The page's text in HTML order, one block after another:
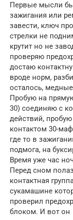
Первые мысли
зажигания или
завести, ключ
стрелки не
крутит но не
проверяю
достаю
вроде норм,
осталось,
Пробую на
30) соединяю с
действий,
контактом 30-
где то в
подмога, на
Время уже час
Перед сном
контактная
сукамашине
проверил
блоком. И вот он